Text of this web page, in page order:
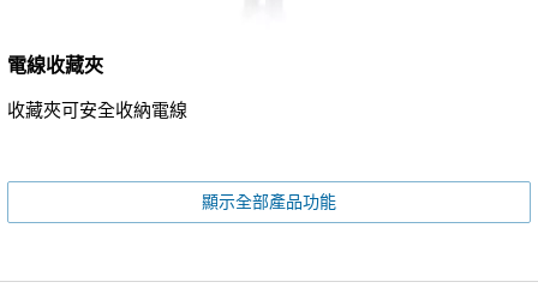
電線收藏夾
收藏夾可安全收納電線
顯示全部產品功能